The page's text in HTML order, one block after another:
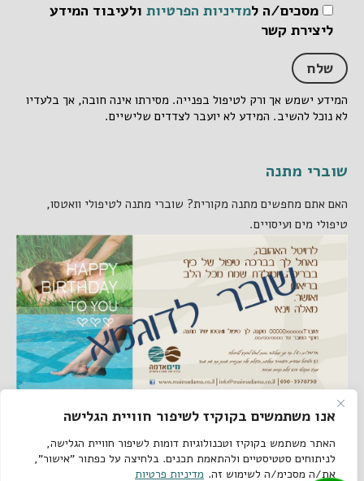
אנו משתמשים בקוקיז לשיפור חוויית הגלישה
האתר משתמש בקוקיז וטכנולוגיות דומות לשיפור חוויית הגלישה,
לניתוחים סטטיסטיים ולהתאמת תכנים. בלחיצה על כפתור "אישור",
את/ה מסכימ/ה לשימוש זה. מדיניות פרטיות
מסכים/ה למדיניות הפרטיות ולעיבוד המידע
ליצירת קשר
המידע ישמש אך ורק לטיפול בפנייה. מסירתו אינה חובה, אך בלעדיו
לא נוכל להשיב. המידע לא יועבר לצדדים שלישיים.
שוברי מתנה
האם אתם מחפשים מתנה מקורית? שוברי מתנה לטיפולי וואטסו,
טיפולי מים ועיסויים.